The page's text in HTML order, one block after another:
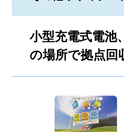
小型充電式電池
の場所で拠点回